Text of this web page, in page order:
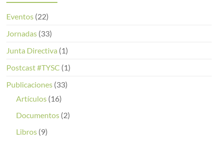
Eventos (22)
Jornadas (33)
Junta Directiva (1)
Postcast #TYSC (1)
Publicaciones (33)
Artículos (16)
Documentos (2)
Libros (9)